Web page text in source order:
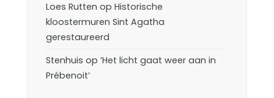
Loes Rutten op Historische
kloostermuren Sint Agatha
gerestaureerd
Stenhuis op ‘Het licht gaat weer aan in
Prébenoit’